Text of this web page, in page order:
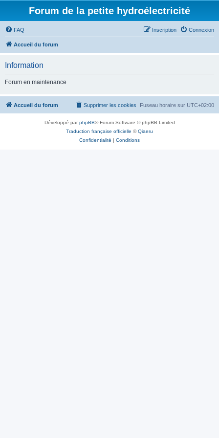
Forum de la petite hydroélectricité
FAQ Connexion
Inscription
Accueil du forum
Information
Forum en maintenance
Accueil du forum Fuseau horaire sur UTC+02:00
Supprimer les cookies
Développé parphpBB® Forum Software © phpBB Limited
Traduction française officielle ©Qiaeru
Confidentialité | Conditions